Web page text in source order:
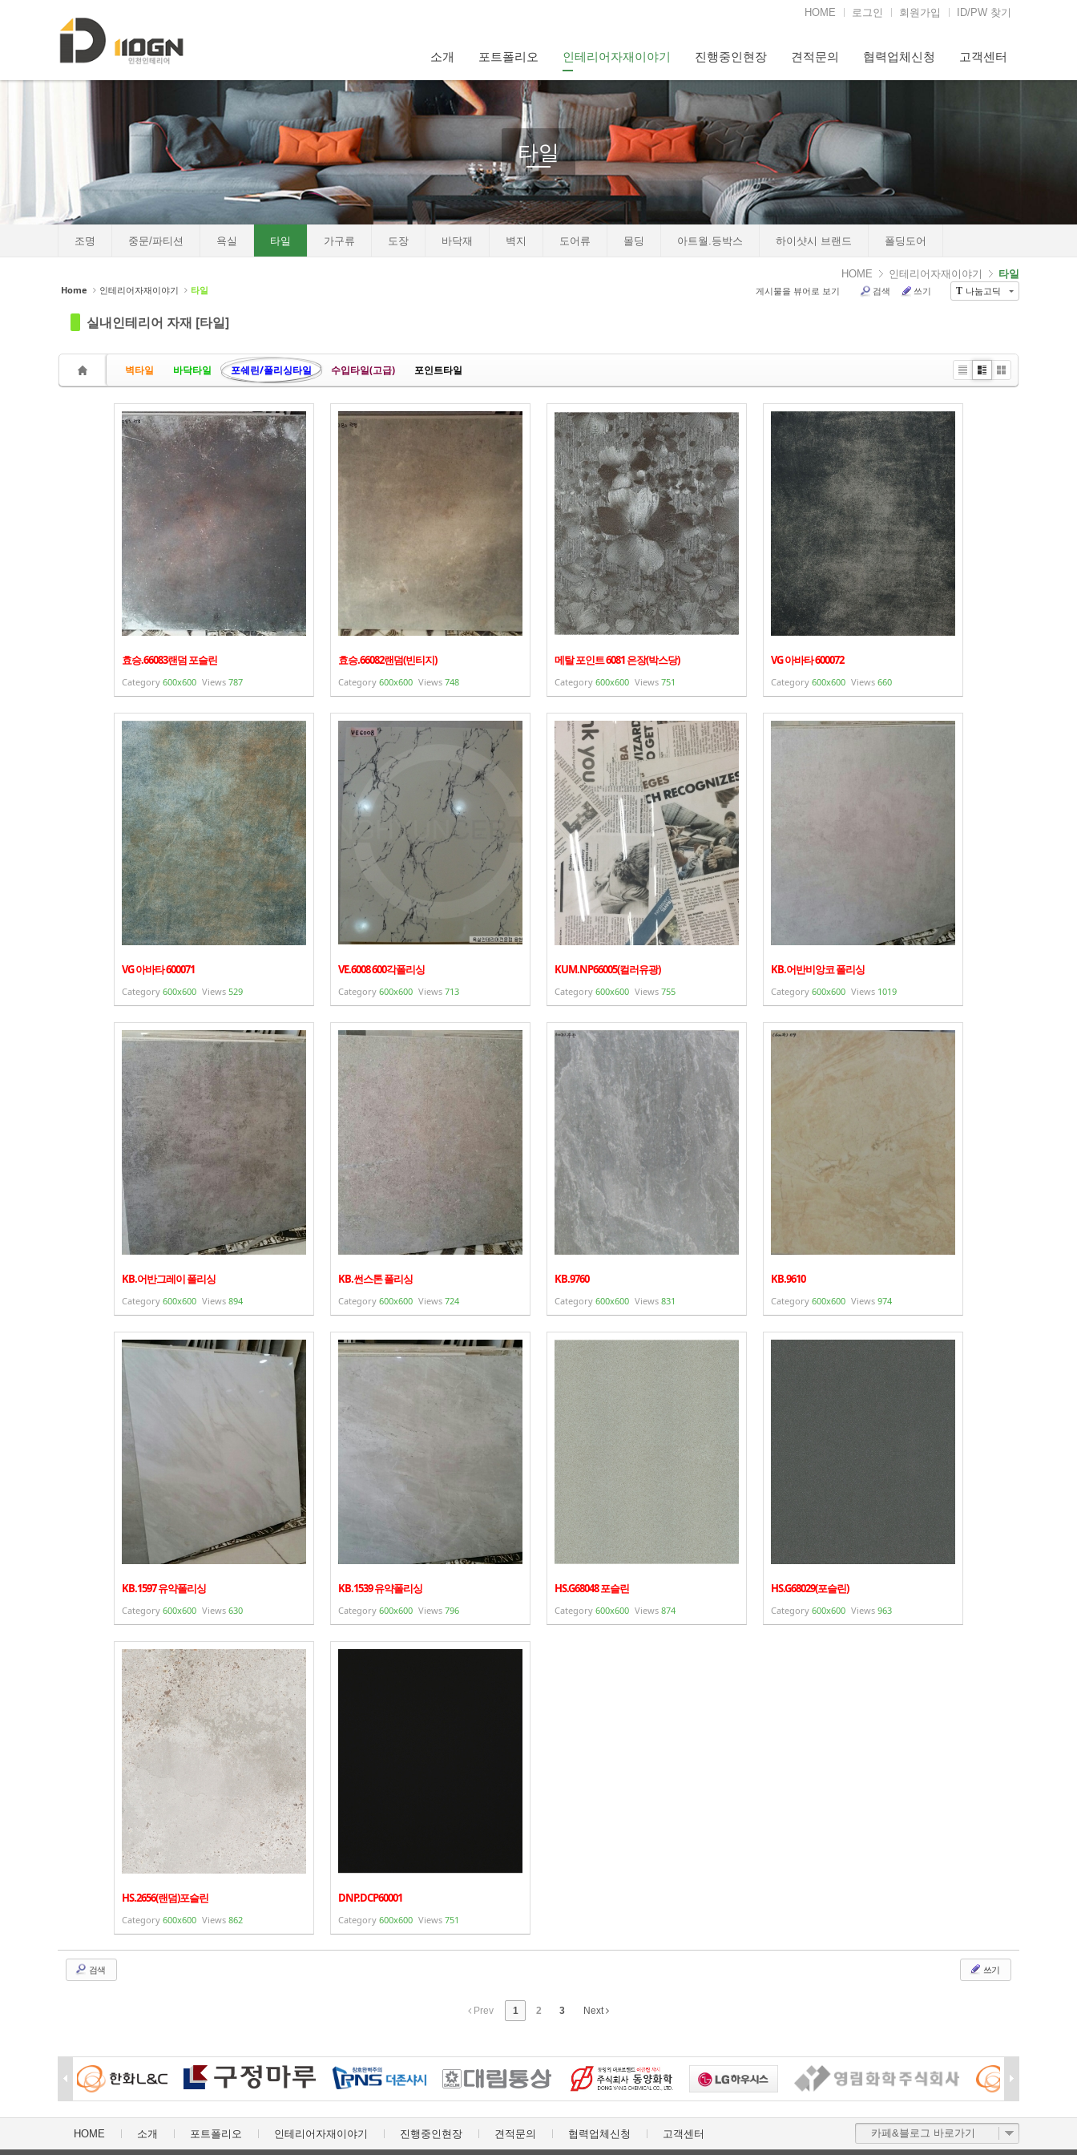
HOME
로그인 회원가입 ID/PW 찾기
소개 포트폴리오 인테리어자재이야기 진행중인현장 견적문의 협력업체신청 고객센터
타일
조명 중문/파티션 욕실 타일 가구류 도장 바닥재 벽지 도어류 몰딩 아트월.등박스 하이샷시 브랜드 폴딩도어
HOME 인테리어자재이야기
타일
Home
인테리어자재이야기 타일 T 나눔고딕
게시물을 뷰어로 보기 검색 쓰기
실내인테리어 자재 [타일]
벽타일 바닥타일 포쉐린/폴리싱타일 수입타일(고급)
포인트타일
Li
Zi
G
효승.66083랜덤 포슬린
Category 600x600 Views 787
효승.66082랜덤(빈티지)
Category 600x600 Views 748
메탈 포인트 6081 은장(박스당)
Category 600x600 Views 751
VG 아바타 600072
Category 600x600 Views 660
VG 아바타 600071
Category 600x600 Views 529
VE.6008 600각폴리싱
Category 600x600 Views 713
KUM.NP66005(컬러유광)
Category 600x600 Views 755
KB.어반비앙코 폴리싱
Category 600x600 Views 1019
KB.어반그레이 폴리싱
Category 600x600 Views 894
KB.썬스톤 폴리싱
Category 600x600 Views 724
KB.9760
Category 600x600 Views 831
KB.9610
Category 600x600 Views 974
KB.1597 유약폴리싱
Category 600x600 Views 630
KB.1539 유약폴리싱
Category 600x600 Views 796
HS.G68048 포슬린
Category 600x600 Views 874
HS.G68029(포슬린)
Category 600x600 Views 963
HS.2656(랜덤)포슬린
Category 600x600 Views 862
DNP.DCP60001
Category 600x600 Views 751
검색 쓰기
Prev 1 2 3 Next
HOME 소개 포트폴리오 인테리어자재이야기 진행중인현장 견적문의 협력업체신청 고객센터 카페&블로그 바로가기
회원가입
소개
인테리어자재이야기
- 중문/파티션
Sketchbook5, 스케치북5
Sketchbook5, 스케치북5
Sketchbook5, 스케치북5
Sketchbook5, 스케치북5